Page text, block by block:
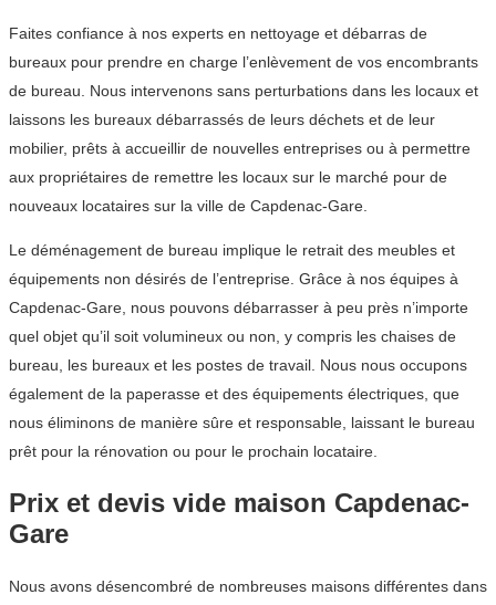
Faites confiance à nos experts en nettoyage et débarras de
bureaux pour prendre en charge l’enlèvement de vos encombrants
de bureau. Nous intervenons sans perturbations dans les locaux et
laissons les bureaux débarrassés de leurs déchets et de leur
mobilier, prêts à accueillir de nouvelles entreprises ou à permettre
aux propriétaires de remettre les locaux sur le marché pour de
nouveaux locataires sur la ville de Capdenac-Gare.
Le déménagement de bureau implique le retrait des meubles et
équipements non désirés de l’entreprise. Grâce à nos équipes à
Capdenac-Gare, nous pouvons débarrasser à peu près n’importe
quel objet qu’il soit volumineux ou non, y compris les chaises de
bureau, les bureaux et les postes de travail. Nous nous occupons
également de la paperasse et des équipements électriques, que
nous éliminons de manière sûre et responsable, laissant le bureau
prêt pour la rénovation ou pour le prochain locataire.
Prix et devis vide maison Capdenac-
Gare
Nous avons désencombré de nombreuses maisons différentes dans